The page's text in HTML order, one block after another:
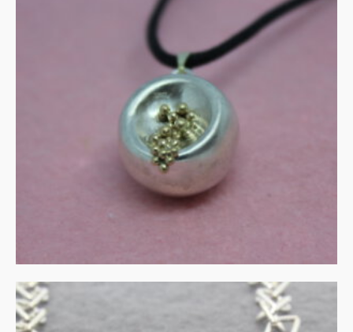
Waterval hanger in zilver
en goud
€165.00
IN WINKELMAND